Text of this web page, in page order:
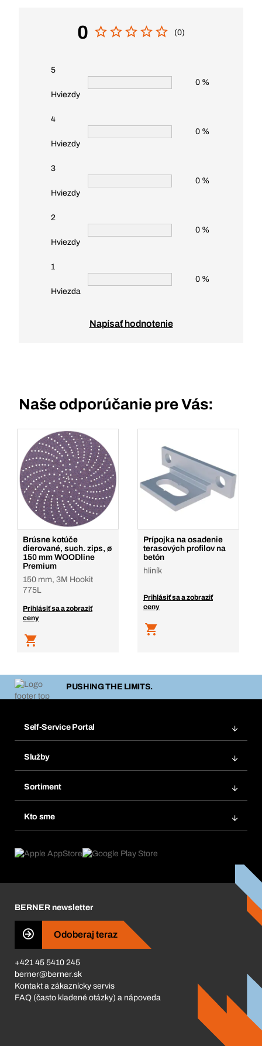
0 (0)
5
Hviezdy
0 %
4
Hviezdy
0 %
3
Hviezdy
0 %
2
Hviezdy
0 %
1
Hviezda
0 %
Napísať hodnotenie
Naše odporúčanie pre Vás:
Brúsne kotúče
dierované, such. zips, ø
150 mm WOODline
Premium
150 mm, 3M Hookit
775L
Prihlásiť sa a zobraziť
ceny
Prípojka na osadenie
terasových profilov na
betón
hliník
Prihlásiť sa a zobraziť
ceny
PUSHING THE LIMITS.
Self-Service Portal
Obľúbené
Opakované objednávky
Predplatné
Služby
Chemická databáza
eProcurement
Produktový poradca
Sortiment
Kto sme
Čo nás poháňa
Business Conduct
BERNER newsletter
Odoberaj teraz
+421 45 5410 245
berner@berner.sk
Kontakt a zákaznícky servis
FAQ (často kladené otázky) a nápoveda